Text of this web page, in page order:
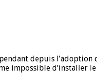
depuis
impossible d’installer